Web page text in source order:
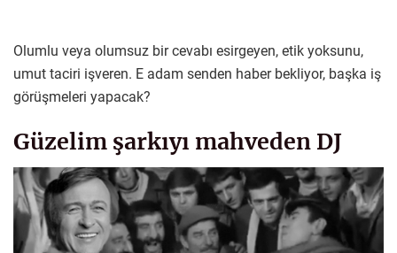
Olumlu veya olumsuz bir cevabı esirgeyen, etik yoksunu,
umut taciri işveren. E adam senden haber bekliyor, başka iş
görüşmeleri yapacak?
Güzelim şarkıyı mahveden DJ